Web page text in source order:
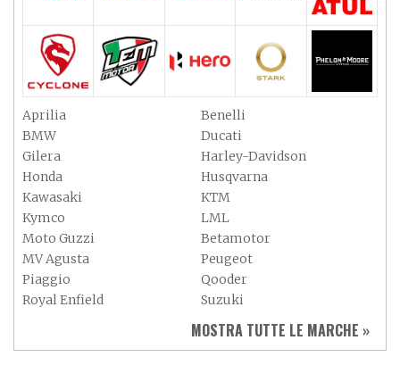
Aprilia
Benelli
BMW
Ducati
Gilera
Harley-Davidson
Honda
Husqvarna
Kawasaki
KTM
Kymco
LML
Moto Guzzi
Betamotor
MV Agusta
Peugeot
Piaggio
Qooder
Royal Enfield
Suzuki
Yamaha
MOSTRA TUTTE LE MARCHE »